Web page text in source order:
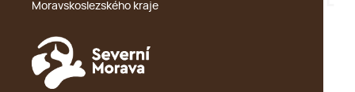
Moravskoslezského kraje